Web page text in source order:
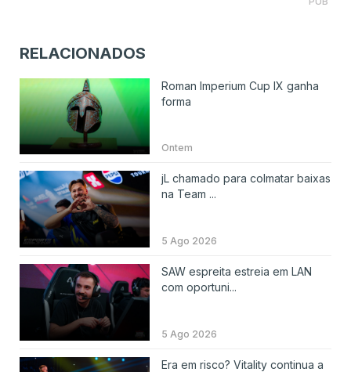
RELACIONADOS
Roman Imperium Cup IX ganha
forma
Ontem
jL chamado para colmatar baixas
na Team ...
5 Ago 2026
SAW espreita estreia em LAN
com oportuni...
5 Ago 2026
Era em risco? Vitality continua a